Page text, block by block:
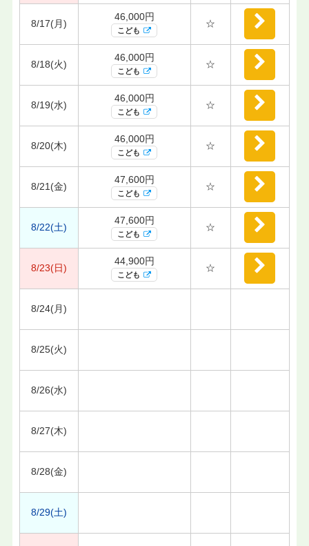
8/17(月)
46,000円
こども
☆
8/18(火)
46,000円
こども
☆
8/19(水)
46,000円
こども
☆
8/20(木)
46,000円
こども
☆
8/21(金)
47,600円
こども
☆
8/22(土)
47,600円
こども
☆
8/23(日)
44,900円
こども
☆
8/24(月)
8/25(火)
8/26(水)
8/27(木)
8/28(金)
8/29(土)